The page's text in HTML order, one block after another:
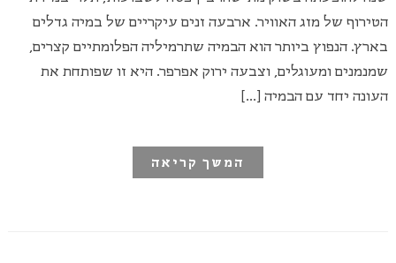
הטירוף של מזג האוויר. ארבעה זנים עיקריים של במיה גדלים
בארץ. הנפוץ ביותר הוא הבמיה שתרמיליה הפלומתיים קצרים,
שמנמנים ומעוגלים, וצבעה ירוק אפרפר. היא זו שפותחת את
העונה יחד עם הבמיה […]
המשך קריאה